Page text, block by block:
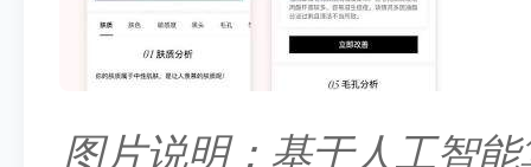
图片说明：基于人工智